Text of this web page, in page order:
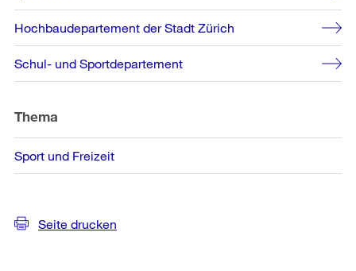
Hochbaudepartement der Stadt Zürich
Schul- und Sportdepartement
Thema
Sport und Freizeit
Seite drucken